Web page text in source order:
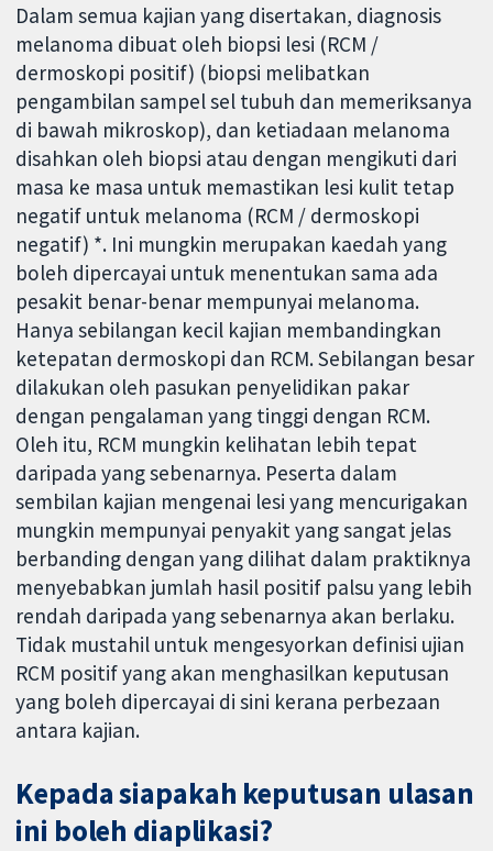
Dalam semua kajian yang disertakan, diagnosis
melanoma dibuat oleh biopsi lesi (RCM /
dermoskopi positif) (biopsi melibatkan
pengambilan sampel sel tubuh dan memeriksanya
di bawah mikroskop), dan ketiadaan melanoma
disahkan oleh biopsi atau dengan mengikuti dari
masa ke masa untuk memastikan lesi kulit tetap
negatif untuk melanoma (RCM / dermoskopi
negatif) *. Ini mungkin merupakan kaedah yang
boleh dipercayai untuk menentukan sama ada
pesakit benar-benar mempunyai melanoma.
Hanya sebilangan kecil kajian membandingkan
ketepatan dermoskopi dan RCM. Sebilangan besar
dilakukan oleh pasukan penyelidikan pakar
dengan pengalaman yang tinggi dengan RCM.
Oleh itu, RCM mungkin kelihatan lebih tepat
daripada yang sebenarnya. Peserta dalam
sembilan kajian mengenai lesi yang mencurigakan
mungkin mempunyai penyakit yang sangat jelas
berbanding dengan yang dilihat dalam praktiknya
menyebabkan jumlah hasil positif palsu yang lebih
rendah daripada yang sebenarnya akan berlaku.
Tidak mustahil untuk mengesyorkan definisi ujian
RCM positif yang akan menghasilkan keputusan
yang boleh dipercayai di sini kerana perbezaan
antara kajian.
Kepada siapakah keputusan ulasan
ini boleh diaplikasi?